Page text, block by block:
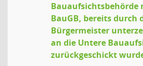
Bauaufsichtsbehörde
BauGB, bereits durch
Bürgermeister
an die Untere
zurückgeschickt